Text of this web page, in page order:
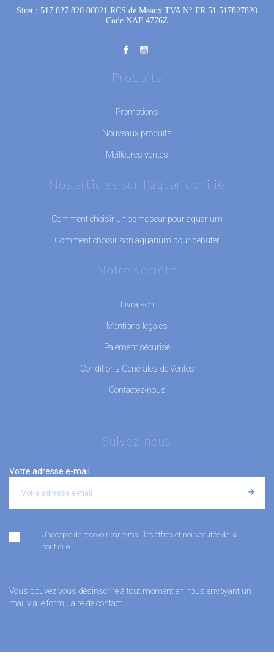
Siret : 517 827 820 00021 RCS de Meaux TVA N° FR 51 517827820
Code NAF 4776Z
Produits
Promotions
Nouveaux produits
Meilleures ventes
Nos articles sur l'aquariophilie
Comment choisir un osmoseur pour aquarium
Comment choisir son aquarium pour débuter
Notre société
Livraison
Mentions légales
Paiement sécurisé
Conditions Générales de Ventes
Contactez-nous
Suivez-nous
Votre adresse e-mail
J'accepte de recevoir par e-mail les offres et nouveautés de la
boutique
Vous pouvez vous désinscrire à tout moment en nous envoyant un
mail via le formulaire de contact